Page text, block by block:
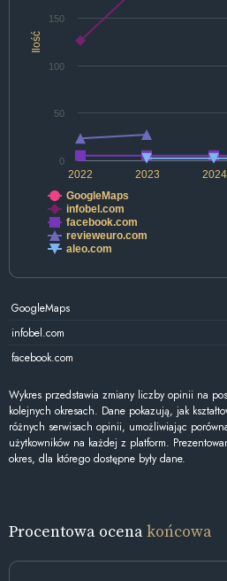
Ilość
2022 2024
2023
0
50
100
150
GoogleMaps
infobel.com
facebook.com
revieweuro.com
aleo.com
GoogleMaps
infobel.com
facebook.com
Wykres przedstawia zmiany liczby opinii na
kolejnych okresach. Dane pokazują, jak
różnych serwisach opinii, umożliwiając
użytkowników na każdej z platform.
okres, dla którego dostępne były dane.
Procentowa ocenakońcowa